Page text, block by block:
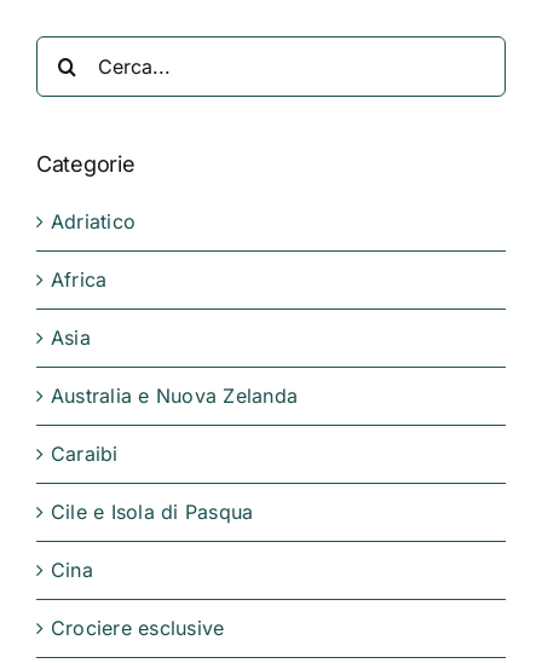
Cerca
per:
Categorie
Adriatico
Africa
Asia
Australia e Nuova Zelanda
Caraibi
Cile e Isola di Pasqua
Cina
Crociere esclusive